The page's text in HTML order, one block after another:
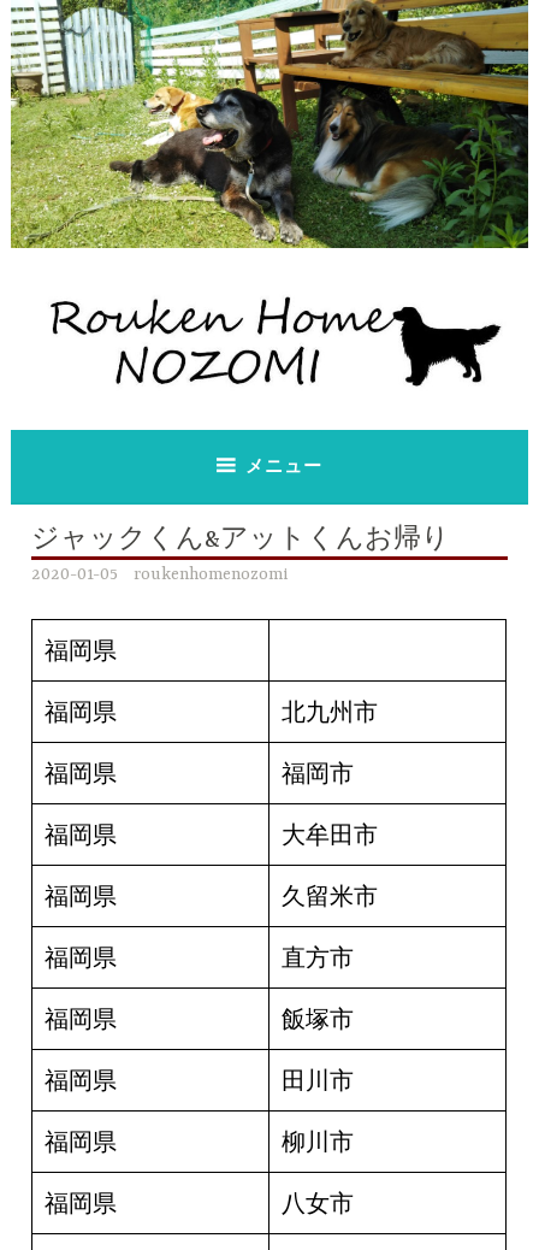
コ
ン
テ
ン
ツ
へ
ス
キ
ッ
プ
老犬ホーム のぞみ
メニュー
ジャックくん&アットくんお帰り
2020-01-05 roukenhomenozomi
福岡県
福岡県 北九州市
福岡県 福岡市
福岡県 大牟田市
福岡県 久留米市
福岡県 直方市
福岡県 飯塚市
福岡県 田川市
福岡県 柳川市
福岡県 八女市